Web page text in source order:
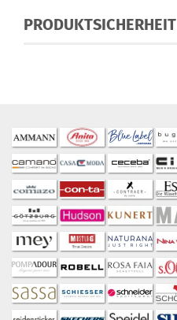
PRODUKTSICHERHEIT